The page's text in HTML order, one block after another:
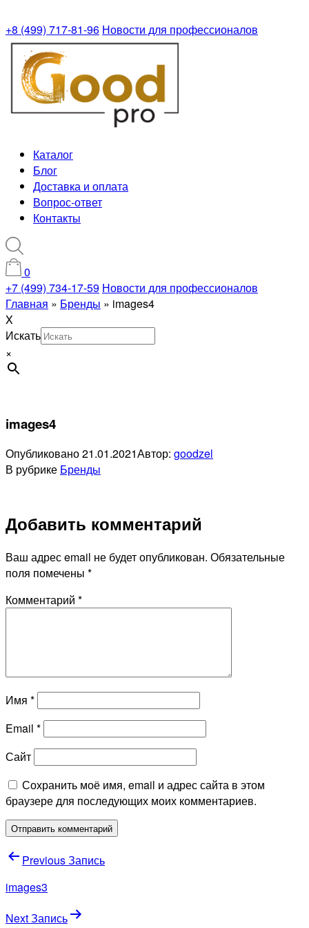
+8 (499) 717-81-96 Новости для профессионалов
Каталог
Блог
Доставка и оплата
Вопрос-ответ
Контакты
0
+7 (499) 734-17-59 Новости для профессионалов
Главная » Бренды » images4
X
Искать
×
images4
Опубликовано21.01.2021Автор: goodzel
В рубрике Бренды
Добавить комментарий
Ваш адрес email не будет опубликован. Обязательные
поля помечены *
Комментарий *
Имя *
Email *
Сайт
Сохранить моё имя, email и адрес сайта в этом
браузере для последующих моих комментариев.
Навигация
по
Previous Запись
images3
Next Запись